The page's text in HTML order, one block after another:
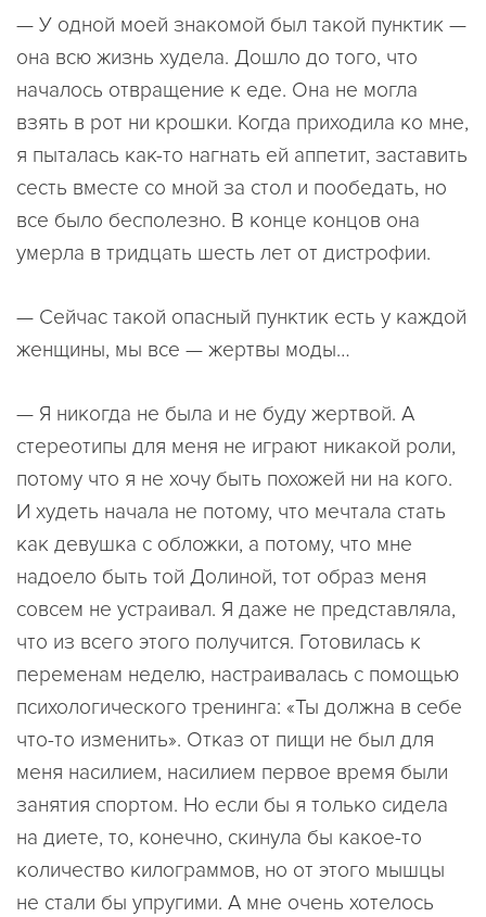
— У одной моей знакомой был такой пунктик —
она всю жизнь худела. Дошло до того, что
началось отвращение к еде. Она не могла
взять в рот ни крошки. Когда приходила ко мне,
я пыталась как-то нагнать ей аппетит, заставить
сесть вместе со мной за стол и пообедать, но
все было бесполезно. В конце концов она
умерла в тридцать шесть лет от дистрофии.
— Сейчас такой опасный пунктик есть у каждой
женщины, мы все — жертвы моды…
— Я никогда не была и не буду жертвой. А
стереотипы для меня не играют никакой роли,
потому что я не хочу быть похожей ни на кого.
И худеть начала не потому, что мечтала стать
как девушка с обложки, а потому, что мне
надоело быть той Долиной, тот образ меня
совсем не устраивал. Я даже не представляла,
что из всего этого получится. Готовилась к
переменам неделю, настраивалась с помощью
психологического тренинга: «Ты должна в себе
что-то изменить». Отказ от пищи не был для
меня насилием, насилием первое время были
занятия спортом. Но если бы я только сидела
на диете, то, конечно, скинула бы какое-то
количество килограммов, но от этого мышцы
не стали бы упругими. А мне очень хотелось